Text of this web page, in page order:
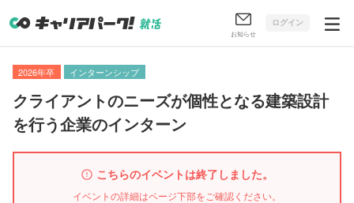
お知らせ
ログイン
2026年卒 インターンシップ
クライアントのニーズが個性となる建築設計
を行う企業のインターン
こちらのイベントは終了しました。
イベントの詳細はページ下部をご確認ください。